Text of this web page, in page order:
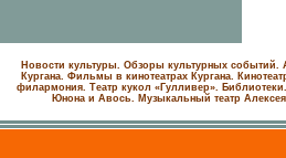
Новости культуры. Обзоры культурных
Кургана. Фильмы в кинотеатрах Кургана.
филармония. Театр кукол «Гулливер». Библиотеки.
Юнона и Авось. Музыкальный театр